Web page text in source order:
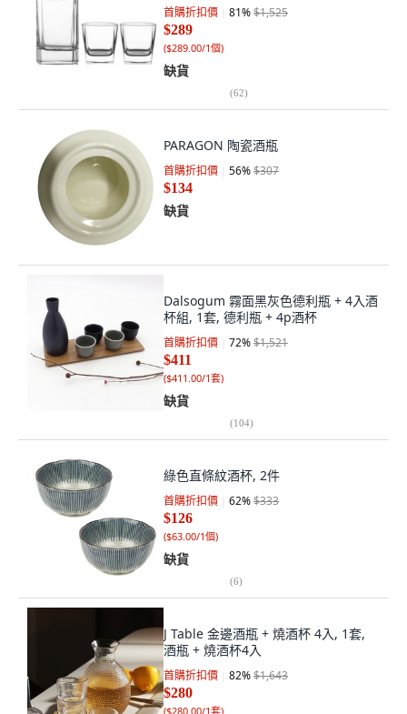
首購折扣價 81%$1,525
$289
($289.00/1個)
缺貨
(62)
PARAGON 陶瓷酒瓶
首購折扣價 56%$307
$134
缺貨
Dalsogum 霧面黑灰色德利瓶 + 4入酒
杯組, 1套, 德利瓶 + 4p酒杯
首購折扣價 72%$1,521
$411
($411.00/1套)
缺貨
(104)
綠色直條紋酒杯, 2件
首購折扣價 62%$333
$126
($63.00/1個)
缺貨
(6)
J Table 金邊酒瓶 + 燒酒杯 4入, 1套,
酒瓶 + 燒酒杯4入
首購折扣價 82%$1,643
$280
($280.00/1套)